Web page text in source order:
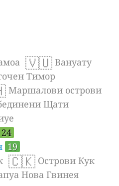
🇻🇺 Вануату
Тимор
Маршалови острови
Щати
24
19
🇨🇰 Острови Кук
Нова Гвинея